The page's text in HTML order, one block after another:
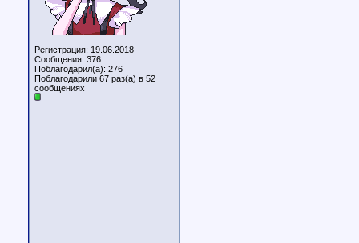
Регистрация: 19.06.2018
Сообщения: 376
Поблагодарил(а): 276
Поблагодарили 67 раз(а) в 52
сообщениях